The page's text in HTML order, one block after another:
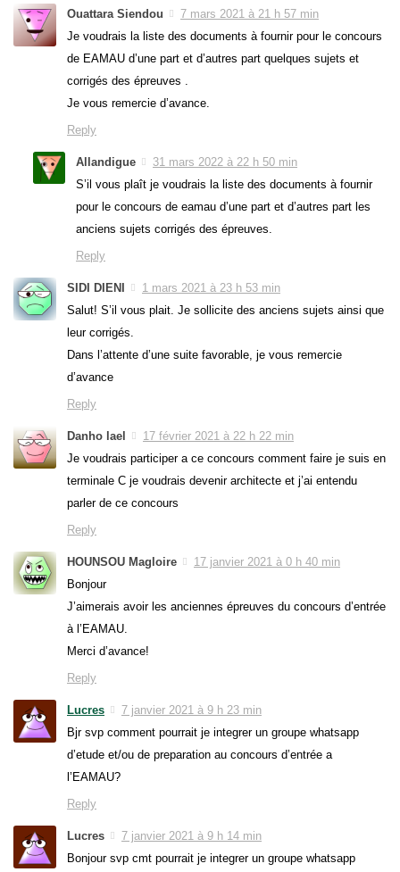
Ouattara Siendou
7 mars 2021 à 21 h 57 min
Je voudrais la liste des documents à fournir pour le concours
de EAMAU d’une part et d’autres part quelques sujets et
corrigés des épreuves .
Je vous remercie d’avance.
Reply
Allandigue
31 mars 2022 à 22 h 50 min
S’il vous plaît je voudrais la liste des documents à fournir
pour le concours de eamau d’une part et d’autres part les
anciens sujets corrigés des épreuves.
Reply
SIDI DIENI
1 mars 2021 à 23 h 53 min
Salut! S’il vous plait. Je sollicite des anciens sujets ainsi que
leur corrigés.
Dans l’attente d’une suite favorable, je vous remercie
d’avance
Reply
Danho lael
17 février 2021 à 22 h 22 min
Je voudrais participer a ce concours comment faire je suis en
terminale C je voudrais devenir architecte et j’ai entendu
parler de ce concours
Reply
HOUNSOU Magloire
17 janvier 2021 à 0 h 40 min
Bonjour
J’aimerais avoir les anciennes épreuves du concours d’entrée
à l’EAMAU.
Merci d’avance!
Reply
Lucres
7 janvier 2021 à 9 h 23 min
Bjr svp comment pourrait je integrer un groupe whatsapp
d’etude et/ou de preparation au concours d’entrée a
l’EAMAU?
Reply
Lucres
7 janvier 2021 à 9 h 14 min
Bonjour svp cmt pourrait je integrer un groupe whatsapp